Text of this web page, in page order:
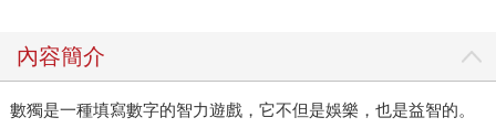
內容簡介
數獨是一種填寫數字的智力遊戲，它不但是娛樂，也是益智的。